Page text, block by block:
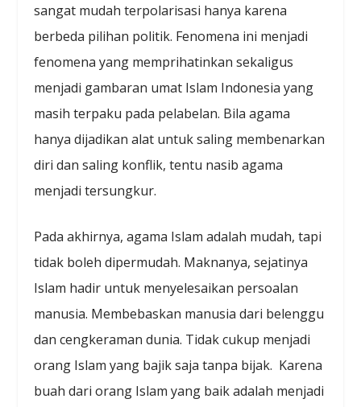
sangat mudah terpolarisasi hanya karena
berbeda pilihan politik. Fenomena ini menjadi
fenomena yang memprihatinkan sekaligus
menjadi gambaran umat Islam Indonesia yang
masih terpaku pada pelabelan. Bila agama
hanya dijadikan alat untuk saling membenarkan
diri dan saling konflik, tentu nasib agama
menjadi tersungkur.
Pada akhirnya, agama Islam adalah mudah, tapi
tidak boleh dipermudah. Maknanya, sejatinya
Islam hadir untuk menyelesaikan persoalan
manusia. Membebaskan manusia dari belenggu
dan cengkeraman dunia. Tidak cukup menjadi
orang Islam yang bajik saja tanpa bijak. Karena
buah dari orang Islam yang baik adalah menjadi